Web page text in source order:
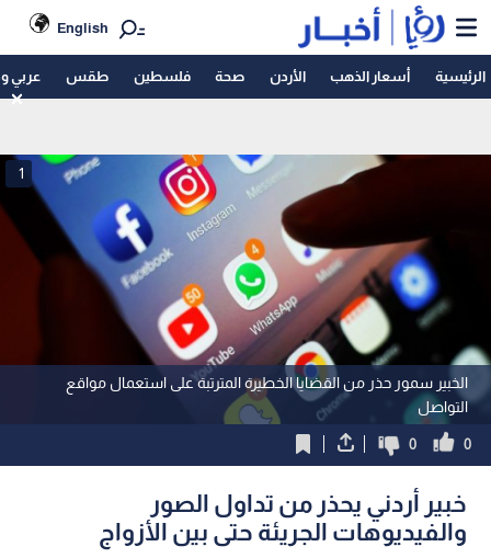
English
الرئيسية أسعار الذهب الأردن صحة فلسطين طقس عربي
الخبير سمور حذر من القضايا الخطيرة المترتبة على استعمال مواقع
التواصل
1
0
0
خبير أردني يحذر من تداول الصور
والفيديوهات الجريئة حتى بين الأزواج